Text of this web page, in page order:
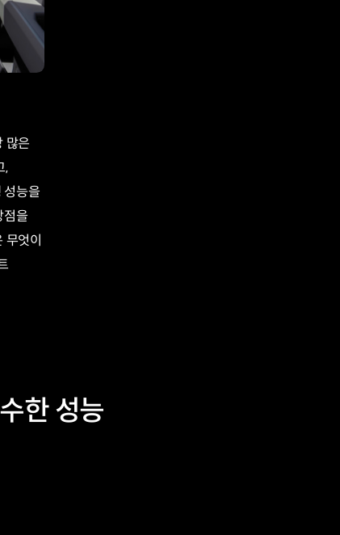
많은
,
성능을
점을
무엇이
한 성능